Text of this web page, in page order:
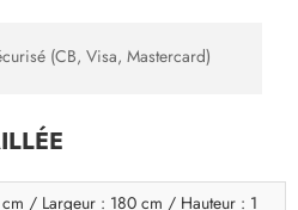
(CB, Visa, Mastercard)
/ Largeur : 180 cm / Hauteur : 1